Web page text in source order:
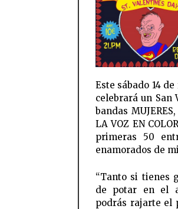
Este sábado 14
celebrará un San
bandas
LA VOZ EN
primeras 50
enamorados de
“Tanto si tienes
de potar en el
podrás rajarte el